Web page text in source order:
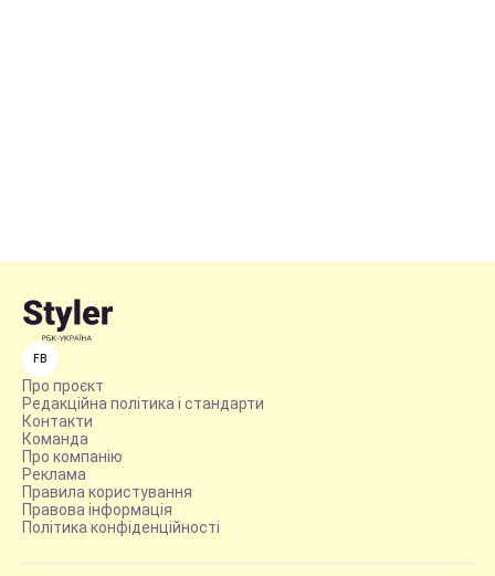
FB
Про проєкт
Редакційна політика і стандарти
Контакти
Команда
Про компанію
Реклама
Правила користування
Правова інформація
Політика конфіденційності